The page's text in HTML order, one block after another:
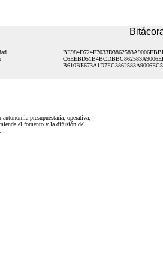
presupuestaria, operativa,
el fomento y la difusión del